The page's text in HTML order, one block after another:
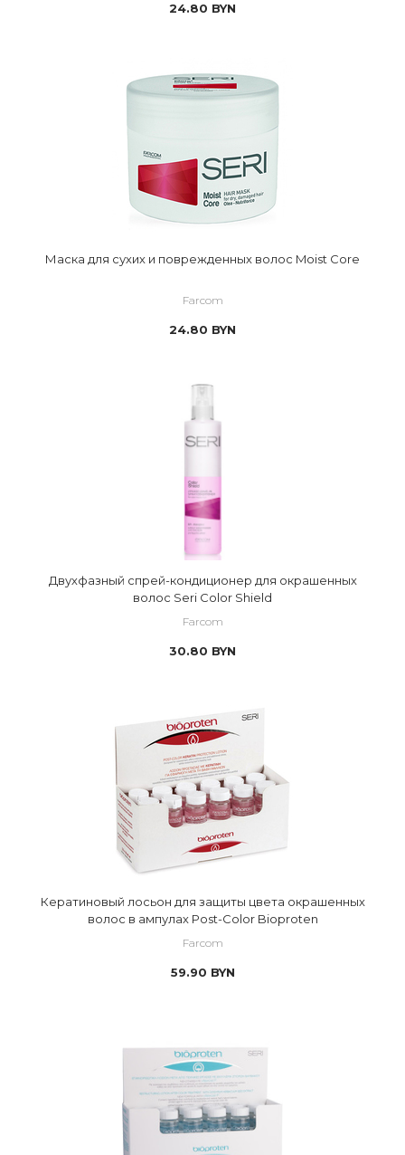
24.80 BYN
Маска для сухих и поврежденных волос Moist Core
Farcom
24.80 BYN
Двухфазный спрей-кондиционер для окрашенных
волос Seri Color Shield
Farcom
30.80 BYN
Кератиновый лосьон для защиты цвета окрашенных
волос в ампулах Post-Color Bioproten
Farcom
59.90 BYN